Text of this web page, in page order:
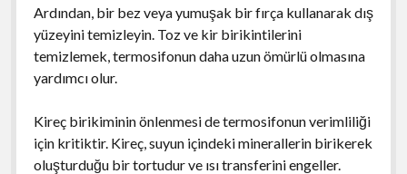
Ardından, bir bez veya yumuşak bir fırça kullanarak dış
yüzeyini temizleyin. Toz ve kir birikintilerini
temizlemek, termosifonun daha uzun ömürlü olmasına
yardımcı olur.
Kireç birikiminin önlenmesi de termosifonun verimliliği
için kritiktir. Kireç, suyun içindeki minerallerin birikerek
oluşturduğu bir tortudur ve ısı transferini engeller.